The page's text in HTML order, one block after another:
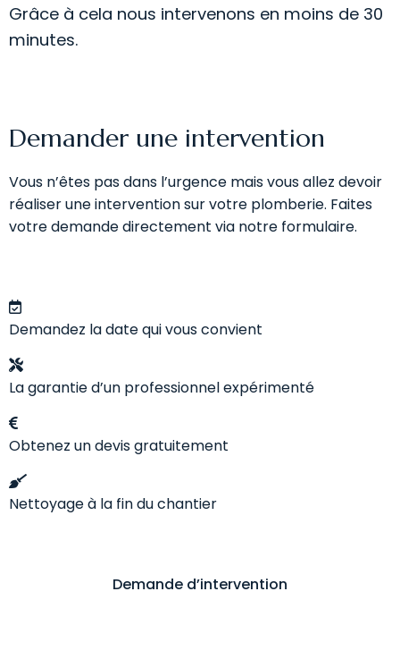
Grâce à cela nous intervenons en moins de 30
minutes.
Demander une intervention
Vous n’êtes pas dans l’urgence mais vous allez devoir
réaliser une intervention sur votre plomberie. Faites
votre demande directement via notre formulaire.
Demandez la date qui vous convient
La garantie d’un professionnel expérimenté
Obtenez un devis gratuitement
Nettoyage à la fin du chantier
Demande d’intervention